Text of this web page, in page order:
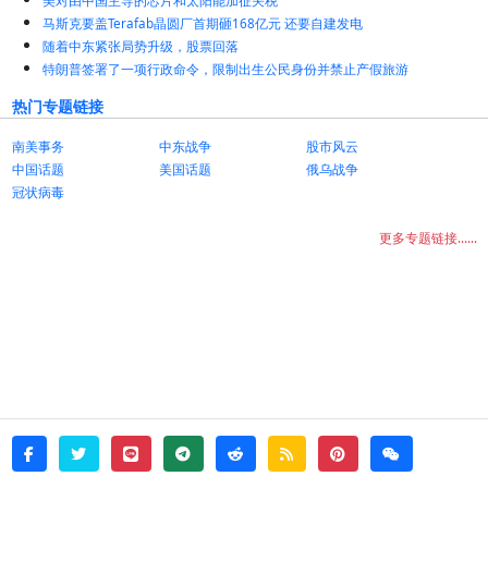
马斯克要盖Terafab晶圆厂首期砸168亿元 还要自建发电
随着中东紧张局势升级，股票回落
特朗普签署了一项行政命令，限制出生公民身份并禁止产假旅游
热门专题链接
南美事务 中东战争
股市风云
中国话题
美国话题
俄乌战争
冠状病毒
更多专题链接......
facebook
twitter line telegramreddit rss pinterestweixin